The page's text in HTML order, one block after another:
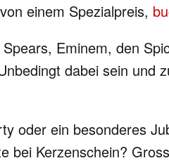
einem Spezialpreis,
Eminem, den
dabei sein und
oder ein besonderes
bei Kerzenschein?